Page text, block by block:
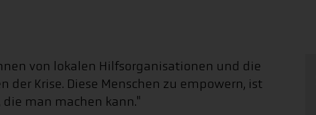
von lokalen Hilfsorganisationen und die
Krise. Diese Menschen zu empowern, ist
man machen kann."